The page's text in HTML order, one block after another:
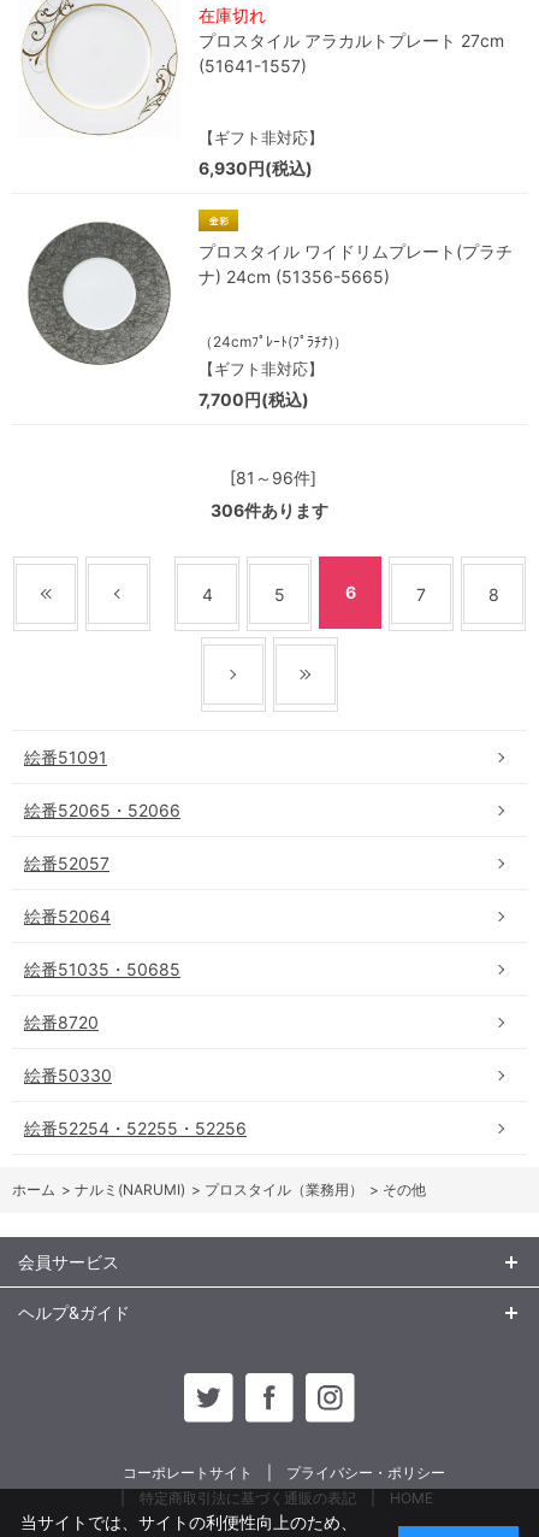
在庫切れ
プロスタイル アラカルトプレート 27cm
(51641-1557)
【ギフト非対応】
6,930円(税込)
プロスタイル ワイドリムプレート(プラチ
ナ) 24cm (51356-5665)
（24cmﾌﾟﾚｰﾄ(ﾌﾟﾗﾁﾅ)）
【ギフト非対応】
7,700円(税込)
[81～96件]
306件あります
4 5 6 7 8
絵番51091
絵番52065・52066
絵番52057
絵番52064
絵番51035・50685
絵番8720
絵番50330
絵番52254・52255・52256
ホーム > ナルミ(NARUMI) > プロスタイル（業務用） > その他
会員サービス
ヘルプ&ガイド
コーポレートサイト
プライバシー・ポリシー
特定商取引法に基づく通販の表記
HOME
当サイトでは、サイトの利便性向上のため、